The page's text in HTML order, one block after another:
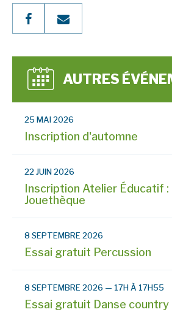
AUTRES
25 MAI 2026
Inscription d'automne
22 JUIN 2026
Inscription Atelier Éducatif :
Jouethèque
8 SEPTEMBRE 2026
Essai gratuit Percussion
8 SEPTEMBRE 2026 — 17H À 17H55
Essai gratuit Danse country